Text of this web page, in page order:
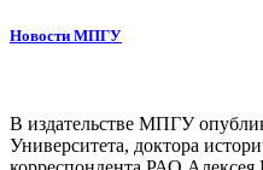
Новости МПГУ
В издательстве МПГУ
Университета, доктора